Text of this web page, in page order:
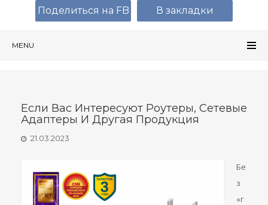
MENU
Если Вас Интересуют Роутеры, Сетевые
Адаптеры И Другая Продукция
21.03.2023
Бе
з
«г
Поделиться на FB В закладки